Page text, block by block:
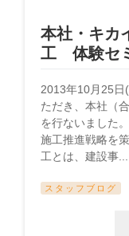
本社・キカ
工 体験セ
2013年10月25日
ただき、本社（
を行ないました
施工推進戦略を
工とは、建設事...
スタッフブログ